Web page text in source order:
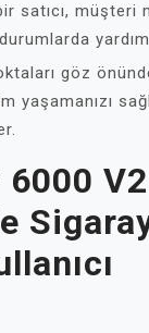
satıcı, müşteri
göz
yaşamanızı
V2